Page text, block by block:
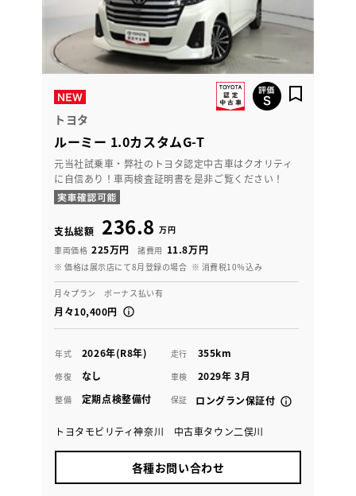
トヨタ
ルーミー 1.0カスタムG-T
元当社試乗車・弊社のトヨタ認定中古車はクオリティ
に自信あり！車両検査証明書を是非ご覧ください！
支払総額 236.8 万円
車両価格 225万円 諸費用 11.8万円
※ 価格は展示店にて8月登録の場合 ※ 消費税10％込み
月々プラン ボーナス払い有
月々10,400円
年式 2026年(R8年) 走行 355km
修復 なし 車検 2029年 3月
整備 定期点検整備付 保証 ロングラン保証付
トヨタモビリティ神奈川 中古車タウン二俣川
各種お問い合わせ